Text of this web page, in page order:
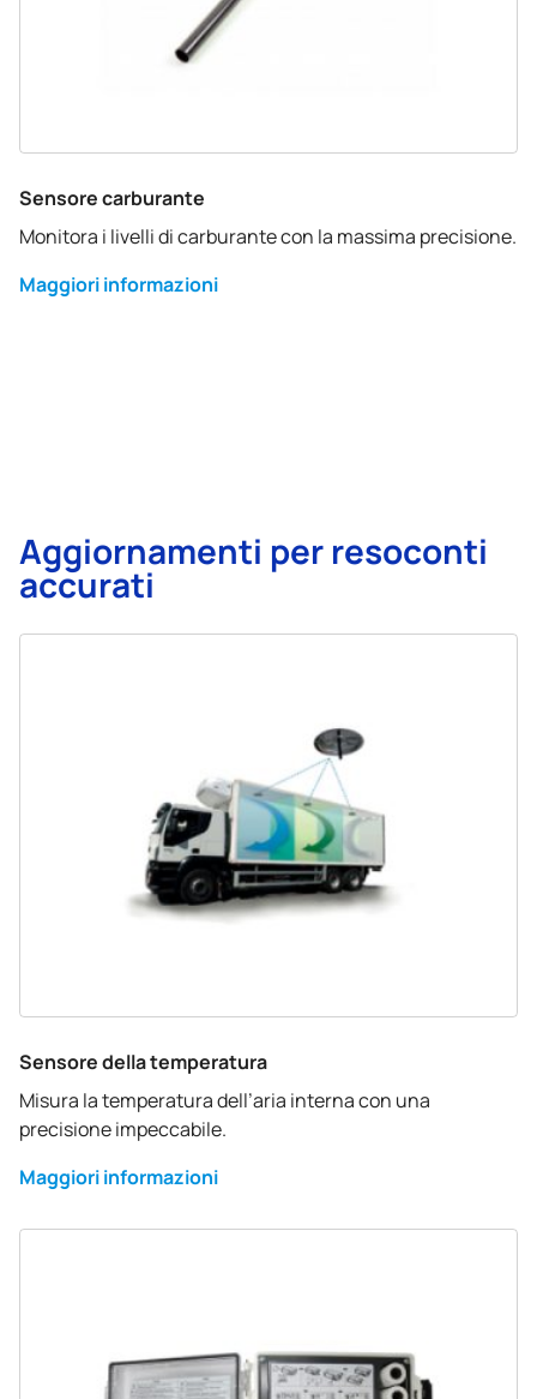
Sensore carburante
Monitora i livelli di carburante con la massima precisione.
Maggiori informazioni
Aggiornamenti per resoconti
accurati
Sensore della temperatura
Misura la temperatura dell’aria interna con una
precisione impeccabile.
Maggiori informazioni